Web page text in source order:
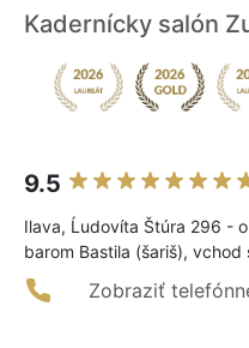
Kadernícky salón
9.5
Ilava, Ĺudovíta Štúra 296 -
barom Bastila (šariš),
Zobraziť